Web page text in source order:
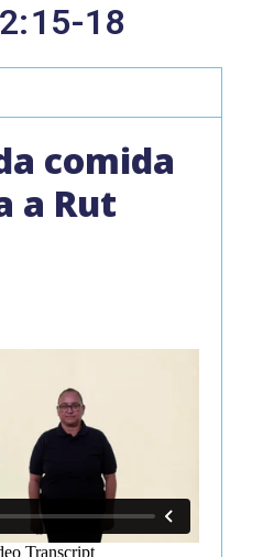
2:15-18
comida
a Rut